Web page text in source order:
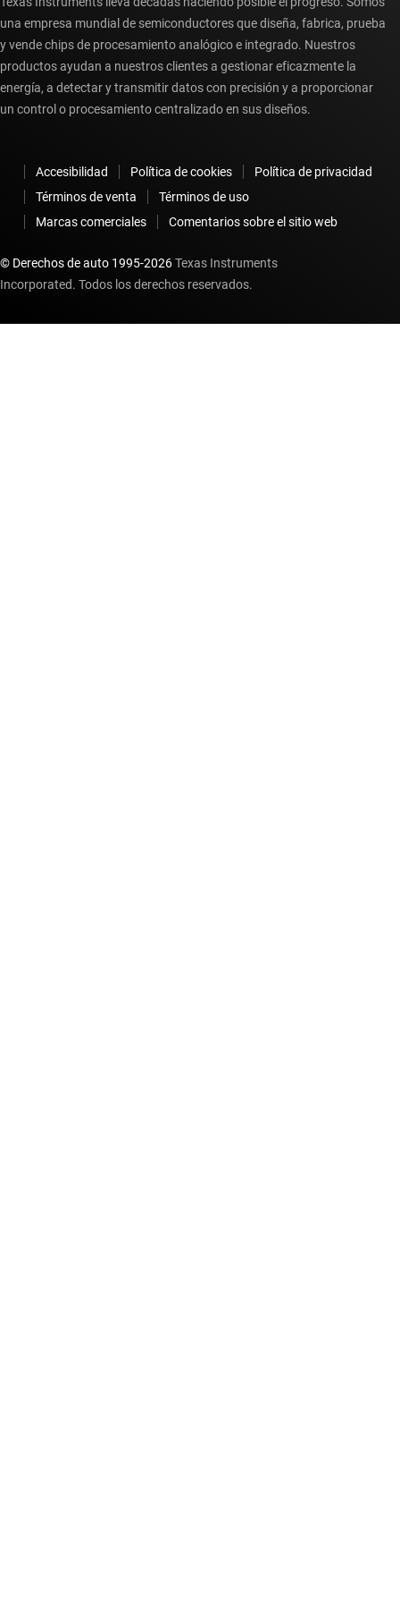
una empresa mundial de semiconductores que diseña, fabrica, prueba
y vende chips de procesamiento analógico e integrado. Nuestros
productos ayudan a nuestros clientes a gestionar eficazmente la
energía, a detectar y transmitir datos con precisión y a proporcionar
un control o procesamiento centralizado en sus diseños.
Accesibilidad Política de cookies
Política de privacidad
Términos de venta
Términos de uso
Marcas comerciales
Comentarios sobre el sitio web
© Derechos de auto 1995-2026Texas Instruments
Incorporated. Todos los derechos reservados.